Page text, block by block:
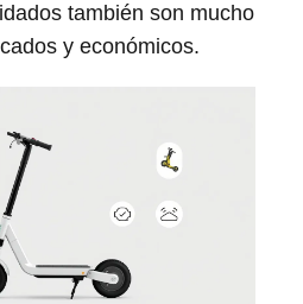
también son mucho
y económicos.